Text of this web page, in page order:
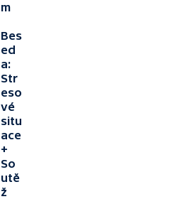
m
Bes
ed
a:
Str
eso
vé
situ
ace
+
So
utě
ž